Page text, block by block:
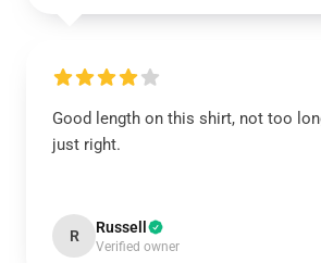
Good length on this shirt, not too
just right.
R Russell
Verified owner